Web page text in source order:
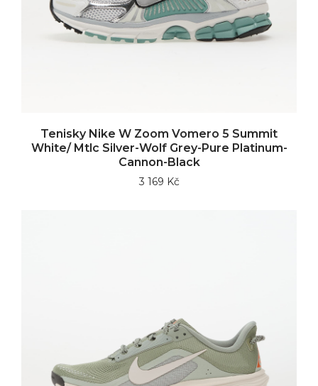
Tenisky Nike W Zoom Vomero 5 Summit
White/ Mtlc Silver-Wolf Grey-Pure Platinum-
Cannon-Black
3 169 Kč